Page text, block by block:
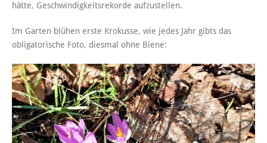
hätte, Geschwindigkeitsrekorde aufzustellen.
Im Garten blühen erste Krokusse, wie jedes Jahr gibts das
obligatorische Foto, diesmal ohne Biene: